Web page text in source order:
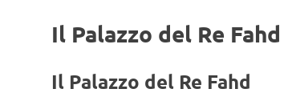
Il Palazzo del Re Fahd
Il Palazzo del Re Fahd